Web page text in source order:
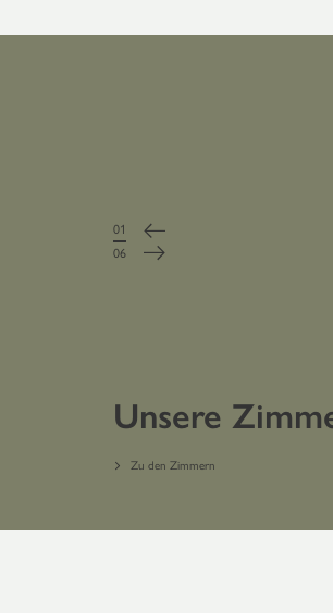
01
/
06
Unsere
Zu den Zimmern